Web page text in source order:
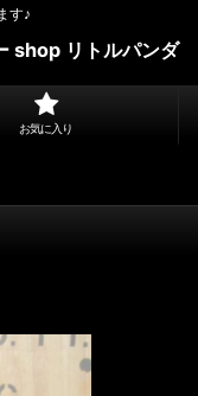
す♪
shop リトルパンダ
お気に入り